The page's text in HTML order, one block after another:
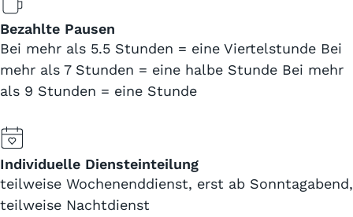
Bezahlte Pausen
Bei mehr als 5.5 Stunden = eine Viertelstunde Bei
mehr als 7 Stunden = eine halbe Stunde Bei mehr
als 9 Stunden = eine Stunde
Individuelle Diensteinteilung
teilweise Wochenenddienst, erst ab Sonntagabend,
teilweise Nachtdienst